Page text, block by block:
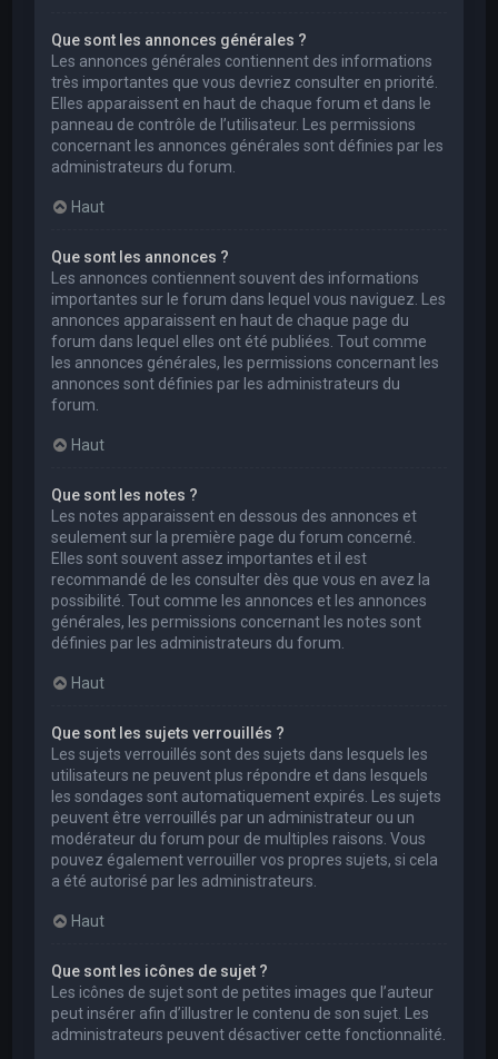
Que sont les annonces générales ?
Les annonces générales contiennent des informations
très importantes que vous devriez consulter en priorité.
Elles apparaissent en haut de chaque forum et dans le
panneau de contrôle de l’utilisateur. Les permissions
concernant les annonces générales sont définies par les
administrateurs du forum.
Haut
Que sont les annonces ?
Les annonces contiennent souvent des informations
importantes sur le forum dans lequel vous naviguez. Les
annonces apparaissent en haut de chaque page du
forum dans lequel elles ont été publiées. Tout comme
les annonces générales, les permissions concernant les
annonces sont définies par les administrateurs du
forum.
Haut
Que sont les notes ?
Les notes apparaissent en dessous des annonces et
seulement sur la première page du forum concerné.
Elles sont souvent assez importantes et il est
recommandé de les consulter dès que vous en avez la
possibilité. Tout comme les annonces et les annonces
générales, les permissions concernant les notes sont
définies par les administrateurs du forum.
Haut
Que sont les sujets verrouillés ?
Les sujets verrouillés sont des sujets dans lesquels les
utilisateurs ne peuvent plus répondre et dans lesquels
les sondages sont automatiquement expirés. Les sujets
peuvent être verrouillés par un administrateur ou un
modérateur du forum pour de multiples raisons. Vous
pouvez également verrouiller vos propres sujets, si cela
a été autorisé par les administrateurs.
Haut
Que sont les icônes de sujet ?
Les icônes de sujet sont de petites images que l’auteur
peut insérer afin d’illustrer le contenu de son sujet. Les
administrateurs peuvent désactiver cette fonctionnalité.